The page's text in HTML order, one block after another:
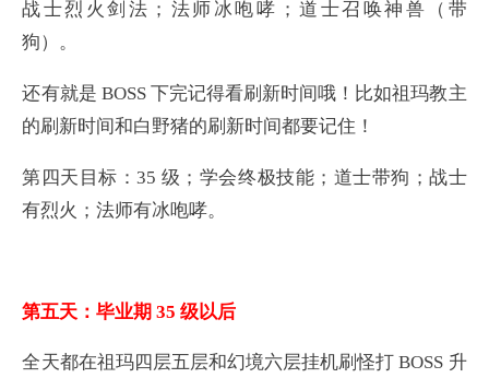
战士烈火剑法；法师冰咆哮；道士召唤神兽（带
狗）。
还有就是 BOSS 下完记得看刷新时间哦！比如祖玛教主
的刷新时间和白野猪的刷新时间都要记住！
第四天目标：35 级；学会终极技能；道士带狗；战士
有烈火；法师有冰咆哮。
第五天：毕业期 35 级以后
全天都在祖玛四层五层和幻境六层挂机刷怪打 BOSS 升